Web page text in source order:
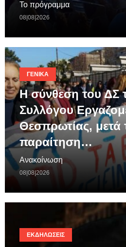
Το πρόγραμμα
08|08|2026
ΓΕΝΙΚΆ
Η σύνθεση του ΔΣ
Συλλόγου
Θεσπρωτίας, μετά
παραίτηση…
Ανακοίνωση
08|08|2026
ΕΚΔΗΛΏΣΕΙΣ